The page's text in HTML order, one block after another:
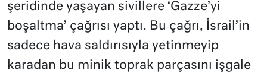
şeridinde yaşayan sivillere ‘Gazze’yi
boşaltma’ çağrısı yaptı. Bu çağrı, İsrail’in
sadece hava saldırısıyla yetinmeyip
karadan bu minik toprak parçasını işgale